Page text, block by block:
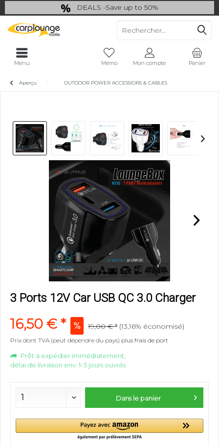
DEALS -Save up to 50%
last Chance: ... if gone then gone
Panier
Mémo Mon compte
Menu
Aperçu OUTDOOR POWER ACCESSIORS & CABLES
3 Ports 12V Car USB QC 3.0 Charger
16,50 € * 19,00 € * (13,16% économisé)
Prix dont TVA (peut dépendre du pays) plus frais de port
Prêt à expédier immédiatement,
délai de livraison env. 1-3 jours ouvrés
Dans le panier